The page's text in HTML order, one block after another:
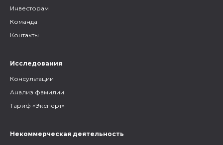
Инвесторам
Команда
Контакты
Исследования
Консультации
Анализ фамилии
Тариф «Эксперт»
Некоммерческая деятельность